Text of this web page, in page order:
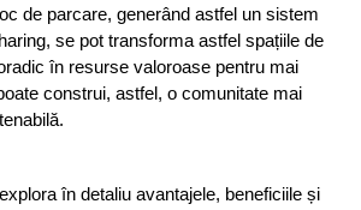
de parcare, generând astfel un sistem
se pot transforma astfel spațiile de
în resurse valoroase pentru mai
construi, astfel, o comunitate mai
în detaliu avantajele, beneficiile și